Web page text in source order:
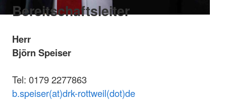
Bereitschaftsleiter
Herr
Björn Speiser
Tel: 0179 2277863
b.speiser(at)drk-rottweil(dot)de